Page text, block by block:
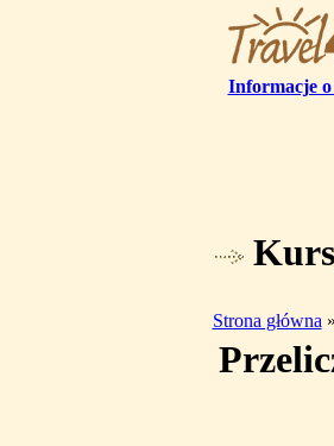
Informacje
Strona główna »